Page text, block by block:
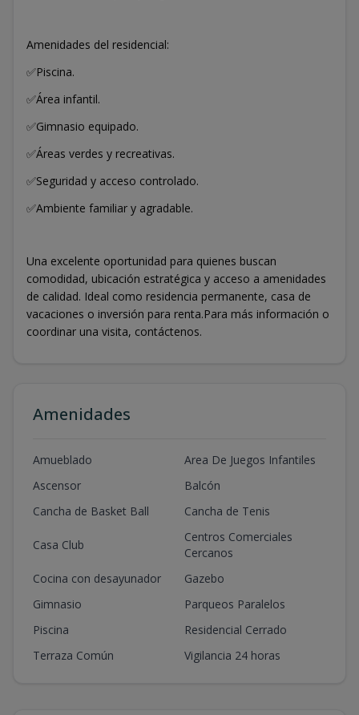
Amenidades del residencial:
✅Piscina.
✅Área infantil.
✅Gimnasio equipado.
✅Áreas verdes y recreativas.
✅Seguridad y acceso controlado.
✅Ambiente familiar y agradable.
Una excelente oportunidad para quienes buscan
comodidad, ubicación estratégica y acceso a amenidades
de calidad. Ideal como residencia permanente, casa de
vacaciones o inversión para renta.Para más información o
coordinar una visita, contáctenos.
Amenidades
Amueblado
Area De Juegos Infantiles
Ascensor
Balcón
Cancha de Basket Ball
Cancha de Tenis
Casa Club
Centros Comerciales
Cercanos
Cocina con desayunador
Gazebo
Gimnasio
Parqueos Paralelos
Piscina
Residencial Cerrado
Terraza Común
Vigilancia 24 horas